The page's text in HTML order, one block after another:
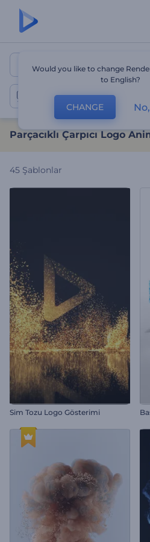
Parçacıklı
Parçacıklı Logo Gösterimleri
Parçacıklı Çarpıcı Logo
45 Şablonlar
Sim Tozu Logo Gösterimi
Would you like to change
to English?
CHANGE